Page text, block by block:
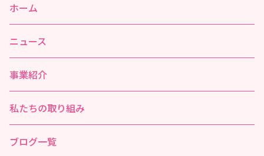
ホーム
ニュース
事業紹介
私たちの取り組み
ブログ一覧